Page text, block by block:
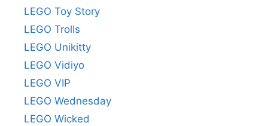
LEGO Toy Story
LEGO Trolls
LEGO Unikitty
LEGO Vidiyo
LEGO VIP
LEGO Wednesday
LEGO Wicked